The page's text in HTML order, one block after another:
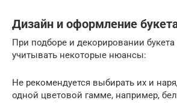
Дизайн и оформление
При подборе и декорировании
учитывать некоторые нюансы:
Не рекомендуется выбирать их и
одной цветовой гамме, например,